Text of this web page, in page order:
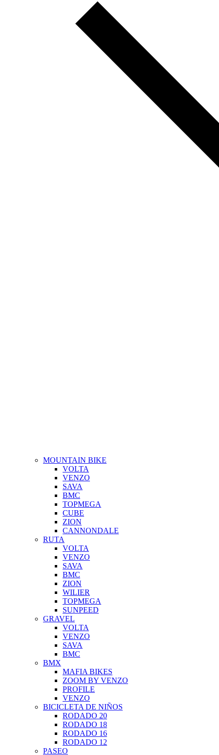
MOUNTAIN BIKE
VOLTA
VENZO
SAVA
BMC
TOPMEGA
CUBE
ZION
CANNONDALE
RUTA
VOLTA
VENZO
SAVA
BMC
ZION
WILIER
TOPMEGA
SUNPEED
GRAVEL
VOLTA
VENZO
SAVA
BMC
BMX
MAFIA BIKES
ZOOM BY VENZO
PROFILE
VENZO
BICICLETA DE NIÑOS
RODADO 20
RODADO 18
RODADO 16
RODADO 12
PASEO